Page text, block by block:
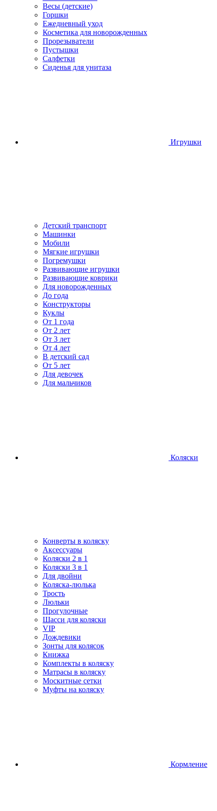
Весы (детские)
Горшки
Ежедневный уход
Косметика для новорожденных
Прорезыватели
Пустышки
Салфетки
Сиденья для унитаза
Игрушки
Детский транспорт
Машинки
Мобили
Мягкие игрушки
Погремушки
Развивающие игрушки
Развивающие коврики
Для новорожденных
До года
Конструкторы
Куклы
От 1 года
От 2 лет
От 3 лет
От 4 лет
В детский сад
От 5 лет
Для девочек
Для мальчиков
Коляски
Конверты в коляску
Аксессуары
Коляски 2 в 1
Коляски 3 в 1
Для двойни
Коляска-люлька
Трость
Люльки
Прогулочные
Шасси для коляски
VIP
Дождевики
Зонты для колясок
Книжка
Комплекты в коляску
Матрасы в коляску
Москитные сетки
Муфты на коляску
Кормление